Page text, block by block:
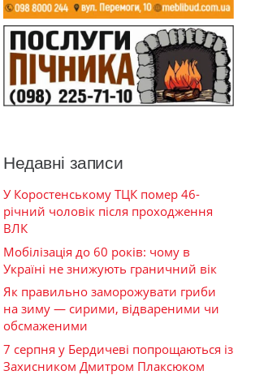
Недавні записи
У Коростенському ТЦК помер 46-
річний чоловік після проходження
ВЛК
Мобілізація до 60 років: чому в
Україні не знижують граничний вік
Як правильно заморожувати гриби
на зиму — сирими, відвареними чи
обсмаженими
7 серпня у Бердичеві попрощаються із
Захисником Дмитром Плаксюком